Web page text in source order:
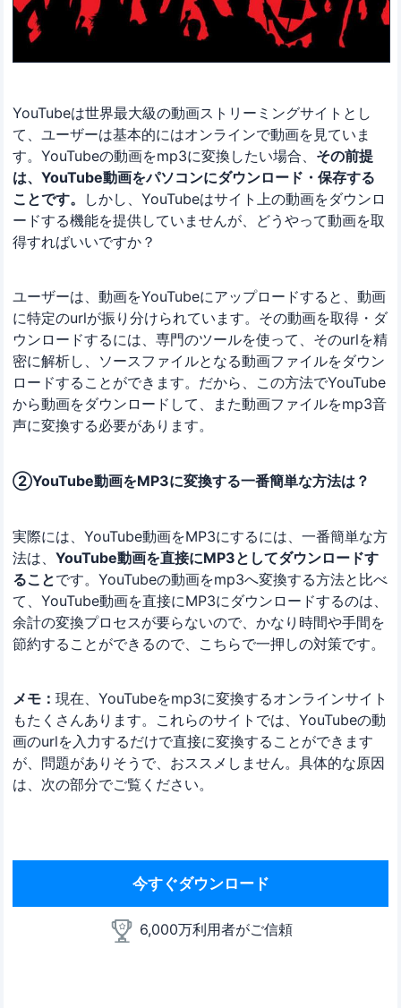
YouTubeは世界最大級の動画ストリーミングサイトとし
て、ユーザーは基本的にはオンラインで動画を見ていま
す。YouTubeの動画をmp3に変換したい場合、 その前提
は、YouTube動画をパソコンにダウンロード・保存する
ことです。
しかし、YouTubeはサイト上の動画をダウンロ
ードする機能を提供していませんが、どうやって動画を取
得すればいいですか？
ユーザーは、動画をYouTubeにアップロードすると、動画
に特定のurlが振り分けられています。その動画を取得・ダ
ウンロードするには、専門のツールを使って、そのurlを精
密に解析し、ソースファイルとなる動画ファイルをダウン
ロードすることができます。だから、この方法でYouTube
から動画をダウンロードして、また動画ファイルをmp3音
声に変換する必要があります。
②YouTube動画をMP3に変換する一番簡単な方法は？
実際には、YouTube動画をMP3にするには、一番簡単な方
法は、YouTube動画を直接にMP3としてダウンロードす
ることです。YouTubeの動画をmp3へ変換する方法と比べ
て、YouTube動画を直接にMP3にダウンロードするのは、
余計の変換プロセスが要らないので、かなり時間や手間を
節約することができるので、こちらで一押しの対策です。
メモ：現在、YouTubeをmp3に変換するオンラインサイト
もたくさんあります。これらのサイトでは、YouTubeの動
画のurlを入力するだけで直接に変換することができます
が、問題がありそうで、おススメしません。具体的な原因
は、次の部分でご覧ください。
今すぐダウンロード
6,000万利用者がご信頼